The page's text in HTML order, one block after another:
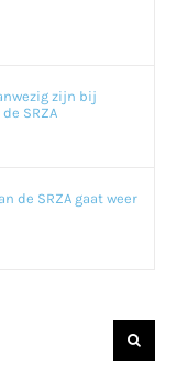
zijn bij
SRZA
de SRZA gaat weer